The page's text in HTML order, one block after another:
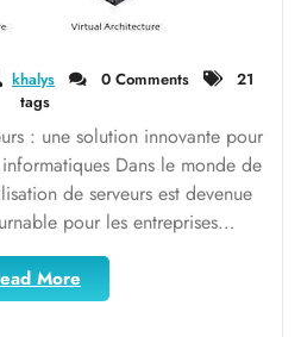
khalys 0 Comments
21
tags
: une solution innovante pour
Dans le monde de
de serveurs est devenue
pour les entreprises…
More
vos